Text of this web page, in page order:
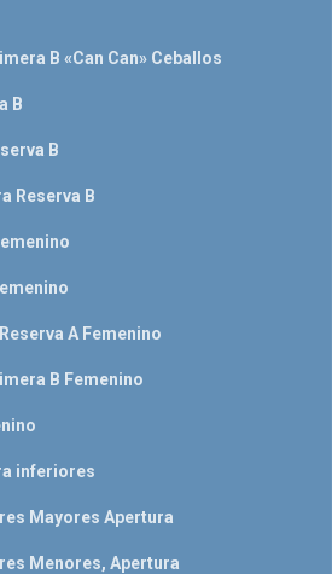
B «Can Can» Ceballos
B
B
Reserva B
A Femenino
B Femenino
inferiores
Mayores Apertura
Menores, Apertura